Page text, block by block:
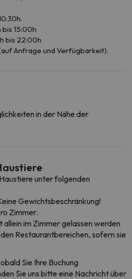
bis 15:00h
bis 22:00h
Anfrage und Verfügbarkeit).
in der Nähe der
unter folgenden
Gewichtsbeschränkung!
Zimmer.
im Zimmer gelassen werden
Restaurantbereichen, sofern sie
Sie Ihre Buchung
Sie uns bitte eine Nachricht über